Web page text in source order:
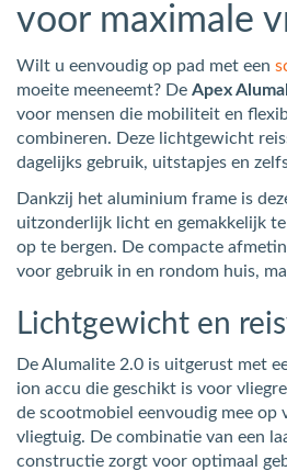
voor maximale
Wilt u eenvoudig op pad met een
moeite meeneemt? De Apex
voor mensen die mobiliteit en
combineren. Deze lichtgewicht
dagelijks gebruik, uitstapjes en
Dankzij het aluminium frame is
uitzonderlijk licht en gemakkelijk
op te bergen. De compacte
voor gebruik in en rondom huis,
Lichtgewicht en
De Alumalite 2.0 is uitgerust met
ion accu die geschikt is voor
de scootmobiel eenvoudig mee op
vliegtuig. De combinatie van een
constructie zorgt voor optimaal